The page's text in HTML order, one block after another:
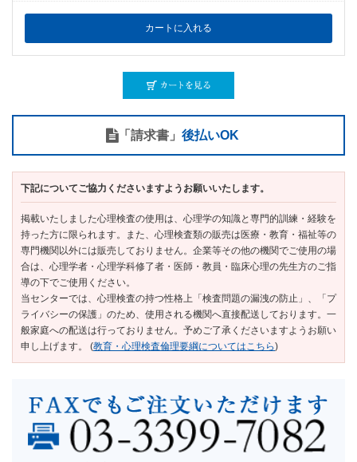
「請求書」 後払いOK
下記についてご協力くださいますようお願いいたします。
掲載いたしました心理検査の使用は、心理学の知識と専門的訓練・経験を
持った方に限られます。また、心理検査類の販売は医療・教育・福祉等の
専門機関以外には販売しておりません。企業等その他の機関でご使用の場
合は、心理学者・心理学科修了者・医師・教員・臨床心理の先生方のご指
導の下でご使用ください。
当センターでは、心理検査の持つ性格上「検査問題の漏洩の防止」、「プ
ライバシーの保護」のため、使用される機関へ直接配送しております。一
般家庭への配送は行っておりません。予めご了承くださいますようお願い
申し上げます。 (教育・心理検査倫理要綱についてはこちら)